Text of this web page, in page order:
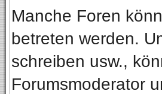
Manche Foren
betreten werden.
schreiben usw.,
Forumsmoderator